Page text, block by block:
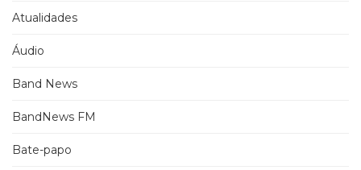
Atualidades
Áudio
Band News
BandNews FM
Bate-papo